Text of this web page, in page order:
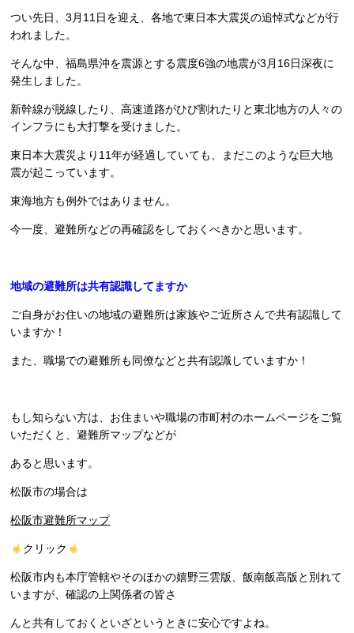
つい先日、3月11日を迎え、各地で東日本大震災の追悼式などが行
われました。
そんな中、福島県沖を震源とする震度6強の地震が3月16日深夜に
発生しました。
新幹線が脱線したり、高速道路がひび割れたりと東北地方の人々の
インフラにも大打撃を受けました。
東日本大震災より11年が経過していても、まだこのような巨大地
震が起こっています。
東海地方も例外ではありません。
今一度、避難所などの再確認をしておくべきかと思います。
地域の避難所は共有認識してますか
ご自身がお住いの地域の避難所は家族やご近所さんで共有認識して
いますか！
また、職場での避難所も同僚などと共有認識していますか！
もし知らない方は、お住まいや職場の市町村のホームページをご覧
いただくと、避難所マップなどが
あると思います。
松阪市の場合は
松阪市避難所マップ
クリック
松阪市内も本庁管轄やそのほかの嬉野三雲版、飯南飯高版と別れて
いますが、確認の上関係者の皆さ
んと共有しておくといざというときに安心ですよね。